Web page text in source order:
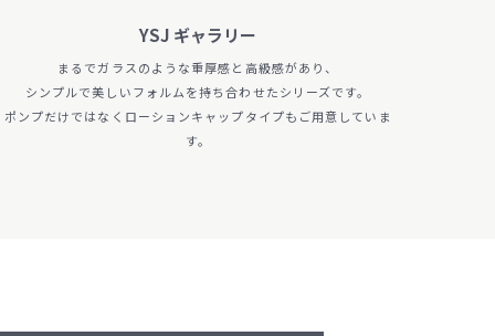
セキュリティポリ
YSJ ギャラリー
まるでガラスのような重厚感と高級感があり、
シンプルで美しいフォルムを持ち合わせたシリーズです。
ポンプだけではなくローションキャップタイプもご用意していま
す。